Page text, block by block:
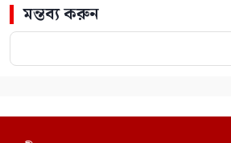
মন্তব্য করুন